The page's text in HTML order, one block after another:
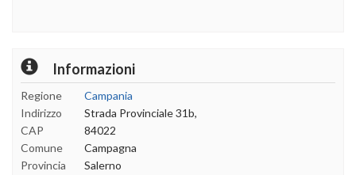
Informazioni
Regione
Campania
Indirizzo
Strada Provinciale 31b,
CAP
84022
Comune
Campagna
Provincia
Salerno